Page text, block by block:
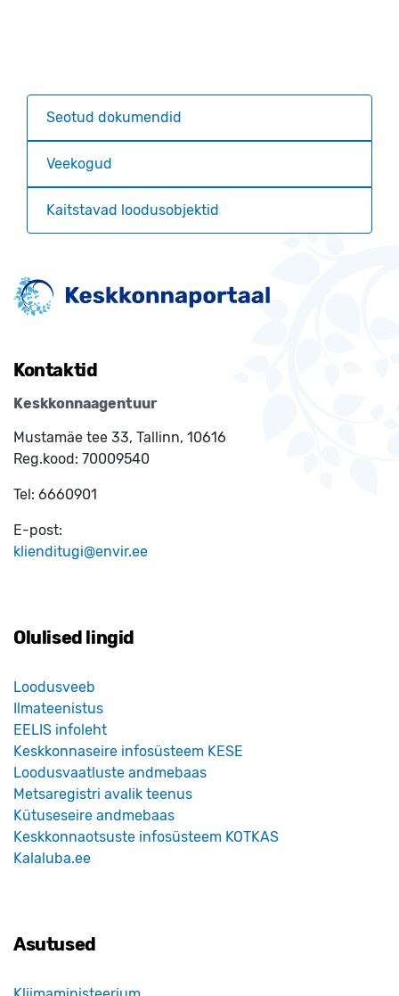
Seotud dokumendid
Veekogud
Kaitstavad loodusobjektid
Kontaktid
Keskkonnaagentuur
Mustamäe tee 33, Tallinn, 10616
Reg.kood: 70009540
Tel: 6660901
E-post:
klienditugi@envir.ee
Olulised lingid
Loodusveeb
Ilmateenistus
EELIS infoleht
Keskkonnaseire infosüsteem KESE
Loodusvaatluste andmebaas
Metsaregistri avalik teenus
Kütuseseire andmebaas
Keskkonnaotsuste infosüsteem KOTKAS
Kalaluba.ee
Asutused